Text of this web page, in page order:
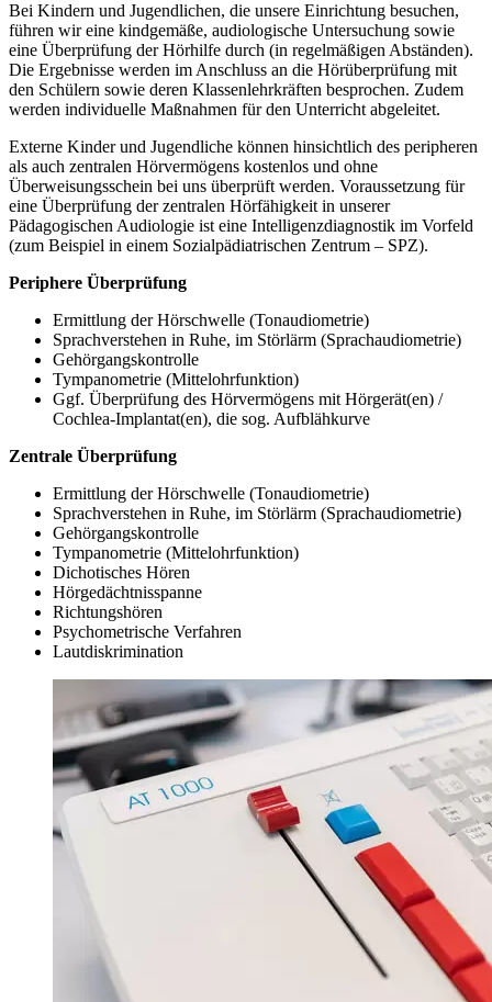
Bei Kindern und Jugendlichen, die unsere Einrichtung besuchen,
führen wir eine kindgemäße, audiologische Untersuchung sowie
eine Überprüfung der Hörhilfe durch (in regelmäßigen Abständen).
Die Ergebnisse werden im Anschluss an die Hörüberprüfung mit
den Schülern sowie deren Klassen­lehrkräften besprochen. Zudem
werden individuelle Maßnahmen für den Unterricht abgeleitet.
Externe Kinder und Jugendliche können hinsichtlich des peripheren
als auch zentralen Hörvermögens kostenlos und ohne
Überweisungsschein bei uns überprüft werden. Voraussetzung für
eine Überprüfung der zentralen Hörfähigkeit in unserer
Pädagogischen Audiologie ist eine Intelligenz­diagnostik im Vorfeld
(zum Beispiel in einem Sozialpädiatrischen Zentrum – SPZ).
Periphere Überprüfung
Ermittlung der Hörschwelle (Tonaudiometrie)
Sprachverstehen in Ruhe, im Störlärm (Sprachaudiometrie)
Gehörgangskontrolle
Tympanometrie (Mittelohrfunktion)
Ggf. Überprüfung des Hörvermögens mit Hörgerät(en) /
Cochlea-Implantat(en), die sog. Aufblähkurve
Zentrale Überprüfung
Ermittlung der Hörschwelle (Tonaudiometrie)
Sprachverstehen in Ruhe, im Störlärm (Sprachaudiometrie)
Gehörgangskontrolle
Tympanometrie (Mittelohrfunktion)
Dichotisches Hören
Hörgedächtnisspanne
Richtungshören
Psychometrische Verfahren
Lautdiskrimination